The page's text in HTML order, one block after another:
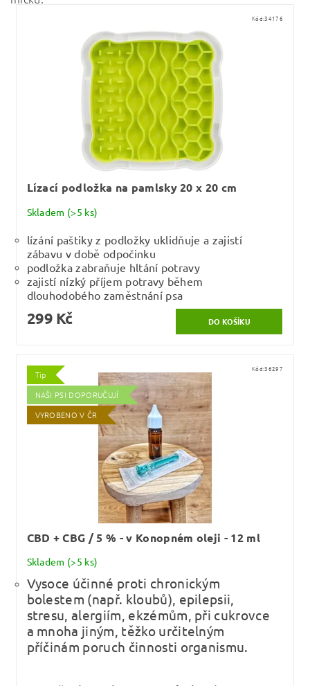
Kód:34176
Lízací podložka na pamlsky 20 x 20 cm
Skladem (>5 ks)
lízání paštiky z podložky uklidňuje a zajistí
zábavu v době odpočinku
podložka zabraňuje hltání potravy
zajistí nízký příjem potravy během
dlouhodobého zaměstnání psa
299 Kč
Tip
NAŠI PSI DOPORUČUJÍ
VYROBENO V ČR
Kód:36297
CBD + CBG / 5 % - v Konopném oleji - 12 ml
Skladem (>5 ks)
Vysoce účinné proti chronickým
bolestem (např. kloubů), epilepsii,
stresu, alergiím, ekzémům, při cukrovce
a mnoha jiným, těžko určitelným
příčinám poruch činnosti organismu.